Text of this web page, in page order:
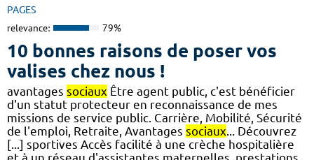
PAGES
relevance: 79%
10 bonnes raisons de poser vos
valises chez nous !
avantages sociaux Être agent public, c'est bénéficier
d'un statut protecteur en reconnaissance de mes
missions de service public. Carrière, Mobilité, Sécurité
de l'emploi, Retraite, Avantages sociaux... Découvrez
[...] sportives Accès facilité à une crèche hospitalière